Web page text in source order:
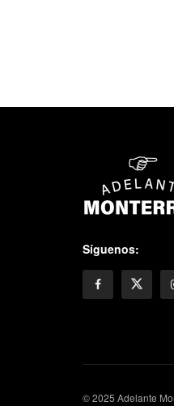
Síguenos:
© 2025 Adelante